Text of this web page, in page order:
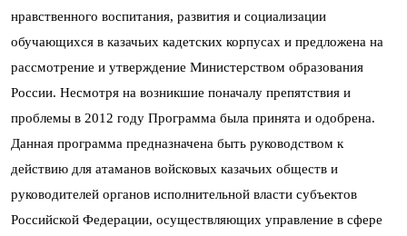
нравственного воспитания, развития и социализации
обучающихся в казачьих кадетских корпусах и предложена на
рассмотрение и утверждение Министерством образования
России. Несмотря на возникшие поначалу препятствия и
проблемы в 2012 году Программа была принята и одобрена.
Данная программа предназначена быть руководством к
действию для атаманов войсковых казачьих обществ и
руководителей органов исполнительной власти субъектов
Российской Федерации, осуществляющих управление в сфере